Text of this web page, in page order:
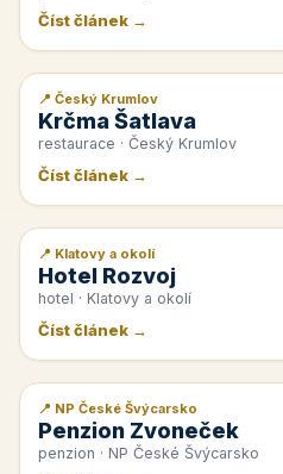
Číst článek →
📰 PR článek
📍 Český Krumlov
Krčma Šatlava
restaurace · Český Krumlov
Číst článek →
📰 PR článek
📍 Klatovy a okolí
Hotel Rozvoj
hotel · Klatovy a okolí
Číst článek →
📰 PR článek
📍 NP České Švýcarsko
Penzion Zvoneček
penzion · NP České Švýcarsko